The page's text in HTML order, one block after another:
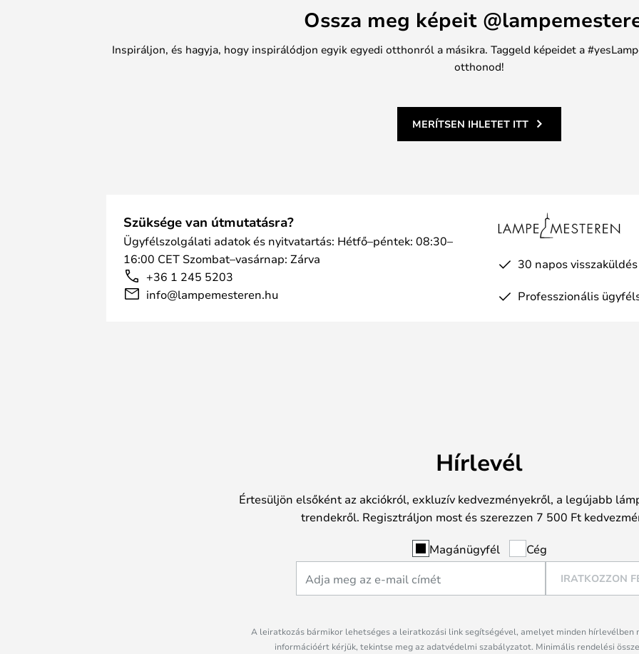
Ossza meg képeit
Inspiráljon, és hagyja, hogy inspirálódjon egyik egyedi otthonról a másikra. Taggeld képeidet a
otthonod!
MERÍTSEN IHLETET ITT
Szüksége van útmutatásra?
Ügyfélszolgálati adatok és nyitvatartás: Hétfő–péntek: 08:30–
16:00 CET Szombat–vasárnap: Zárva
+36 1 245 5203
info@lampemesteren.hu
30 napos visszaküldés
Professzionális
Hírlevél
Értesüljön elsőként az akciókról, exkluzív kedvezményekről, a legújabb
trendekről. Regisztráljon most és szerezzen 7 500 Ft
Magánügyfél Cég
IRATKOZZON
A leiratkozás bármikor lehetséges a leiratkozási link segítségével, amelyet minden hírlevélben
információért kérjük, tekintse meg az adatvédelmi szabályzatot. Minimális rendelési